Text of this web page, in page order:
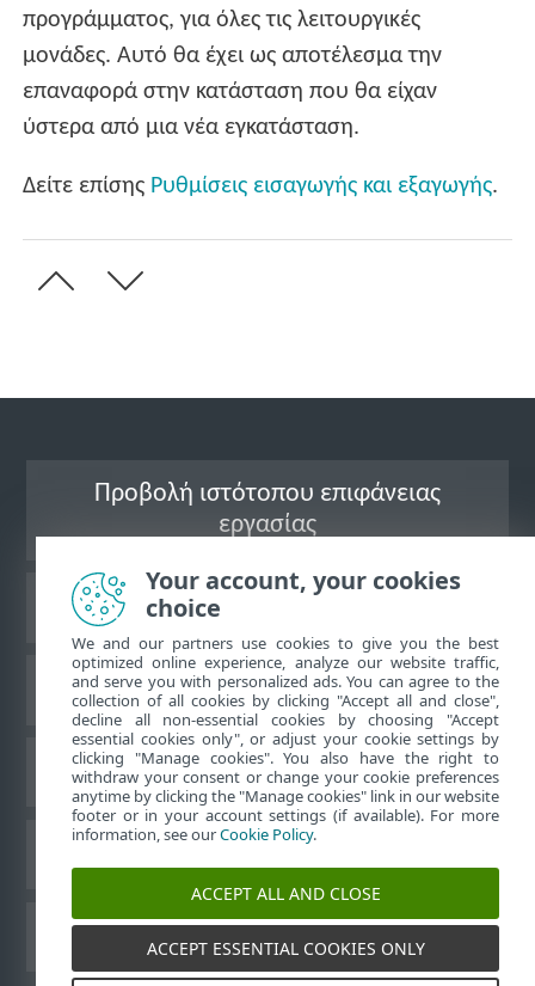
προγράμματος, για όλες τις λειτουργικές
μονάδες. Αυτό θα έχει ως αποτέλεσμα την
επαναφορά στην κατάσταση που θα είχαν
ύστερα από μια νέα εγκατάσταση.
Δείτε επίσης Ρυθμίσεις εισαγωγής και εξαγωγής.
Προβολή ιστότοπου επιφάνειας
εργασίας
Γνωσιακή βάση ESET
Ομάδα συζήτησης ESET
Τοπική υποστήριξη
Your account, your cookies
choice
We and our partners use cookies to give you the best
optimized online experience, analyze our website traffic,
and serve you with personalized ads. You can agree to the
collection of all cookies by clicking "Accept all and close",
decline all non-essential cookies by choosing "Accept
essential cookies only", or adjust your cookie settings by
clicking "Manage cookies". You also have the right to
withdraw your consent or change your cookie preferences
anytime by clicking the "Manage cookies" link in our website
footer or in your account settings (if available). For more
information, see ourCookie Policy.
ACCEPT ALL AND CLOSE
ACCEPT ESSENTIAL COOKIES ONLY